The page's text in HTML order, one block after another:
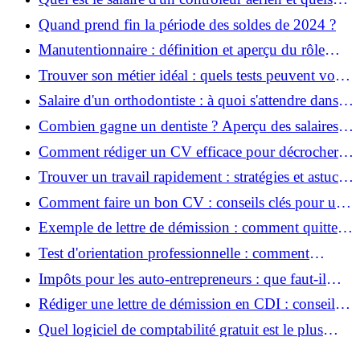
facteurs influencent sa rémunération ?
Quand prend fin la période des soldes de 2024 ?
Manutentionnaire : définition et aperçu du rôle
dans l'industrie
Trouver son métier idéal : quels tests peuvent vous
aider à choisir ?
Salaire d'un orthodontiste : à quoi s'attendre dans
cette profession ?
Combien gagne un dentiste ? Aperçu des salaires
dans le secteur dentaire
Comment rédiger un CV efficace pour décrocher
votre emploi de rêve ?
Trouver un travail rapidement : stratégies et astuces
pour une recherche d'emploi efficace
Comment faire un bon CV : conseils clés pour un
impact maximal
Exemple de lettre de démission : comment quitter
son emploi de manière professionnelle ?
Test d'orientation professionnelle : comment
trouver la voie qui vous correspond ?
Impôts pour les auto-entrepreneurs : que faut-il
retenir ?
Rédiger une lettre de démission en CDI : conseils
et exemples pratiques
Quel logiciel de comptabilité gratuit est le plus